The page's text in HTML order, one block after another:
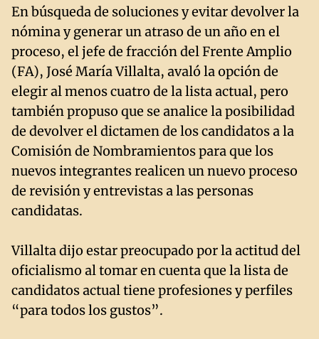
En búsqueda de soluciones y evitar devolver la
nómina y generar un atraso de un año en el
proceso, el jefe de fracción del Frente Amplio
(FA), José María Villalta, avaló la opción de
elegir al menos cuatro de la lista actual, pero
también propuso que se analice la posibilidad
de devolver el dictamen de los candidatos a la
Comisión de Nombramientos para que los
nuevos integrantes realicen un nuevo proceso
de revisión y entrevistas a las personas
candidatas.
Villalta dijo estar preocupado por la actitud del
oficialismo al tomar en cuenta que la lista de
candidatos actual tiene profesiones y perfiles
“para todos los gustos”.